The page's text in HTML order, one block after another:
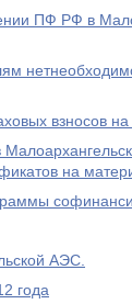
ПФ РФ в
взносов на
на
АЭС.
года